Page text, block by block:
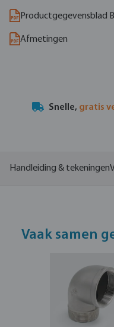
Productgegevensblad
Afmetingen
Snelle, gratis
Handleiding & tekeningen
Vaak samen